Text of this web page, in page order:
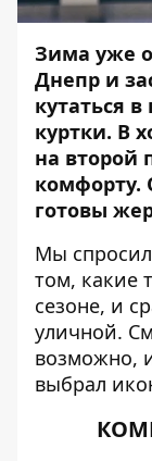
Зима уже
Днепр и
кутаться
куртки. В
на второй
комфорту.
готовы
Мы
том, какие
сезоне, и
уличной.
возможно,
выбрал